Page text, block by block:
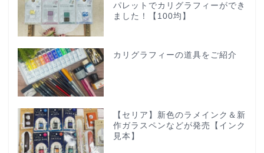
パレットでカリグラフィーができ
ました！【100均】
カリグラフィーの道具をご紹介
【セリア】新色のラメインク＆新
作ガラスペンなどが発売【インク
見本】